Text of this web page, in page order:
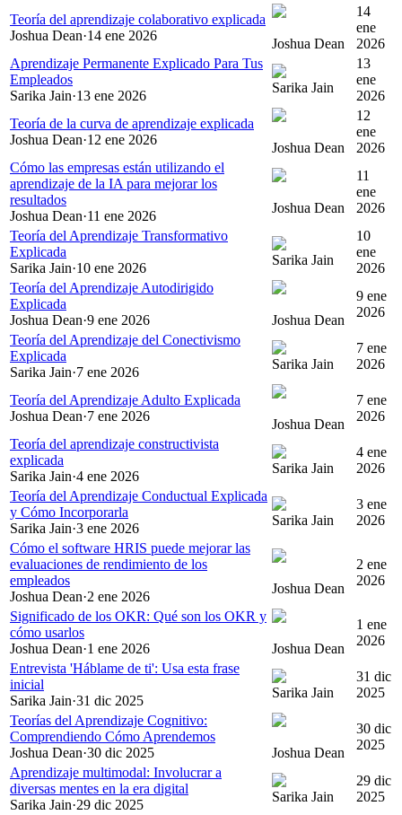
Teoría del aprendizaje colaborativo explicada
Joshua Dean·14 ene 2026
Joshua Dean
14
ene
2026
Aprendizaje Permanente Explicado Para Tus
Empleados
Sarika Jain·13 ene 2026
Sarika Jain
13
ene
2026
Teoría de la curva de aprendizaje explicada
Joshua Dean·12 ene 2026
Joshua Dean
12
ene
2026
Cómo las empresas están utilizando el
aprendizaje de la IA para mejorar los
resultados
Joshua Dean·11 ene 2026
Joshua Dean
11
ene
2026
Teoría del Aprendizaje Transformativo
Explicada
Sarika Jain·10 ene 2026
Sarika Jain
10
ene
2026
Teoría del Aprendizaje Autodirigido
Explicada
Joshua Dean·9 ene 2026 Joshua Dean
9 ene
2026
Teoría del Aprendizaje del Conectivismo
Explicada
Sarika Jain·7 ene 2026
Sarika Jain
7 ene
2026
Teoría del Aprendizaje Adulto Explicada
Joshua Dean·7 ene 2026
Joshua Dean
7 ene
2026
Teoría del aprendizaje constructivista
explicada
Sarika Jain·4 ene 2026
Sarika Jain
4 ene
2026
Teoría del Aprendizaje Conductual Explicada
y Cómo Incorporarla
Sarika Jain·3 ene 2026
Sarika Jain
3 ene
2026
Cómo el software HRIS puede mejorar las
evaluaciones de rendimiento de los
empleados
Joshua Dean·2 ene 2026
Joshua Dean
2 ene
2026
Significado de los OKR: Qué son los OKR y
cómo usarlos
Joshua Dean·1 ene 2026 Joshua Dean
1 ene
2026
Entrevista 'Háblame de ti': Usa esta frase
inicial
Sarika Jain·31 dic 2025
Sarika Jain
31 dic
2025
Teorías del Aprendizaje Cognitivo:
Comprendiendo Cómo Aprendemos
Joshua Dean·30 dic 2025 Joshua Dean
30 dic
2025
Aprendizaje multimodal: Involucrar a
diversas mentes en la era digital
Sarika Jain·29 dic 2025
Sarika Jain
29 dic
2025